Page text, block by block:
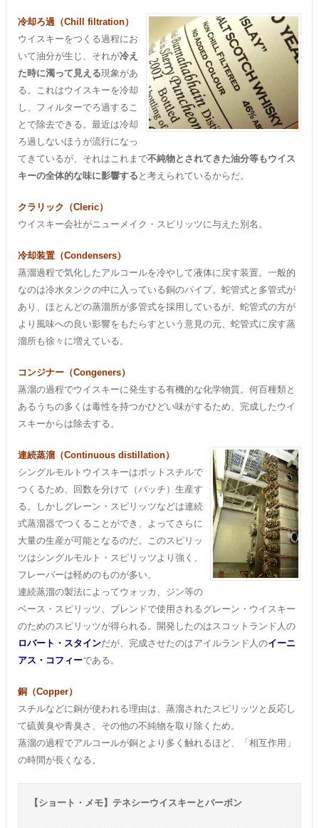
冷却ろ過（Chill filtration）
ウイスキーをつくる過程にお
いて油分が生じ、それが冷え
た時に濁って見える現象があ
る。これはウイスキーを冷却
し、フィルターでろ過するこ
とで除去できる。最近は冷却
ろ過しないほうが流行になっ
てきているが、それはこれまで不純物とされてきた油分等もウイス
キーの全体的な味に影響する と考えられているからだ。
クラリック（Cleric）
ウイスキー会社がニューメイク・スピリッツに与えた別名。
冷却装置（Condensers）
蒸溜過程で気化したアルコールを冷やして液体に戻す装置。一般的
なのは冷水タンクの中に入っている銅のパイプ。蛇管式と多管式が
あり、ほとんどの蒸溜所が多管式を採用しているが、蛇管式の方が
より風味への良い影響をもたらすという意見の元、蛇管式に戻す蒸
溜所も徐々に増えている。
コンジナー（Congeners）
蒸溜の過程でウイスキーに発生する有機的な化学物質。何百種類と
あるうちの多くは毒性を持つかひどい味がするため、完成したウイ
スキーからは除去する。
連続蒸溜（Continuous distillation）
シングルモルトウイスキーはポットスチルで
つくるため、回数を分けて（バッチ）生産す
る。しかしグレーン・スピリッツなどは連続
式蒸溜器でつくることができ、よってさらに
大量の生産が可能となるのだ。このスピリッ
ツはシングルモルト・スピリッツより強く、
フレーバーは軽めのものが多い。
連続蒸溜の製法によってウォッカ、ジン等の
ベース・スピリッツ、ブレンドで使用されるグレーン・ウイスキー
のためのスピリッツが得られる。開発したのはスコットランド人の
ロバート・スタインだが、完成させたのはアイルランド人のイーニ
アス・コフィーである。
銅（Copper）
スチルなどに銅が使われる理由は、蒸溜されたスピリッツと反応し
て硫黄臭や青臭さ、その他の不純物を取り除くため。
蒸溜の過程でアルコールが銅とより多く触れるほど、「相互作用」
の時間が長くなる。
【ショート・メモ】テネシーウイスキーとバーボン